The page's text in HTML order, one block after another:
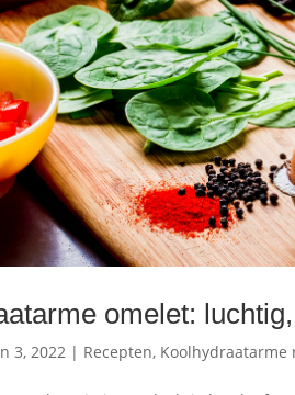
omelet:
3, 2022 | Recepten, Koolhydraatarme